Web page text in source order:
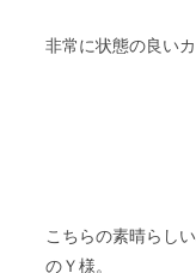
非常に状態の良い
こちらの素晴らし
のＹ様。